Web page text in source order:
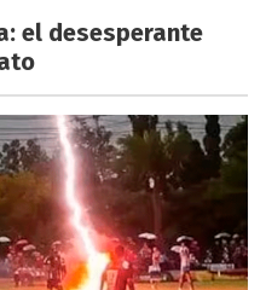
el desesperante